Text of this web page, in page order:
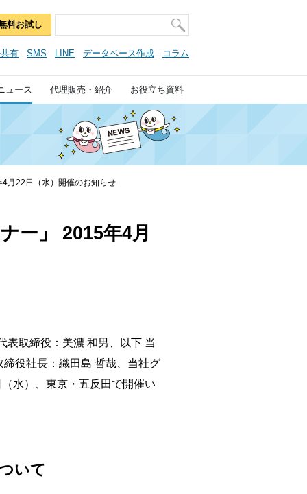
ュース 代理販売・紹介 お役立ち資料
料お試し
有 SMS LINE データベース作成 コラム
月22日（水）開催のお知らせ
ー」 2015年4月
表取締役：美濃 和男、以下 当
役社長：織田島 哲哉、当社グ
水）、東京・五反田で開催い
いて